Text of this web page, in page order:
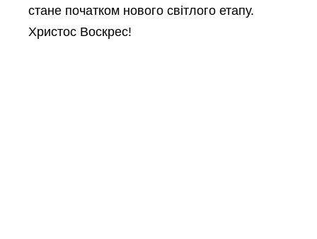
стане початком нового світлого етапу.
Христос Воскрес!